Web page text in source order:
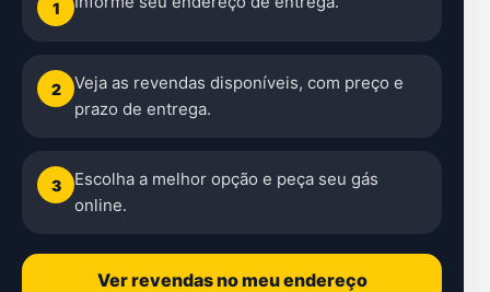
1
2
Veja as revendas disponíveis, com preço e
prazo de entrega.
3
Escolha a melhor opção e peça seu gás
online.
Ver revendas no meu endereço